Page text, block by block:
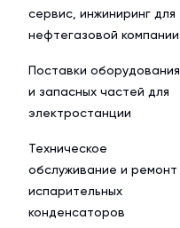
сервис, инжиниринг для
нефтегазовой компании
Поставки оборудования
и запасных частей для
электростанции
Техническое
обслуживание и ремонт
испарительных
конденсаторов